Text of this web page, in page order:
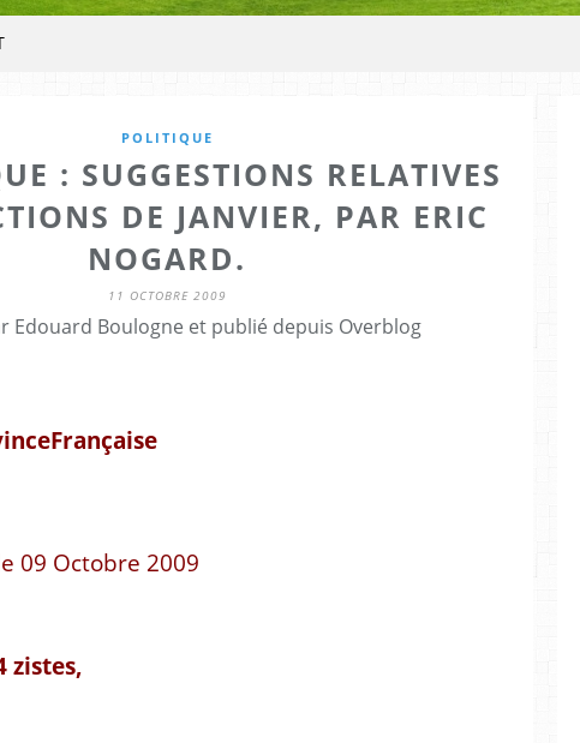
POLITIQUE
: SUGGESTIONS RELATIVES
DE JANVIER, PAR ERIC
NOGARD.
11 OCTOBRE 2009
Edouard Boulogne et publié depuis Overblog
Française
09 Octobre 2009
zistes,